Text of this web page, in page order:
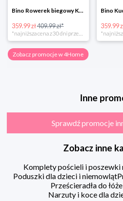
Bino Rowerek biegowy Krecik
359.99 zł409.99 zł* 359.99
Zobacz promocje w 4Home
Inne
Sprawdź promocje
Zobacz inne
Komplety pościeli i poszewki
Poduszki dla dzieci i niemowląt
Prześcieradła do
Narzuty i koce dla